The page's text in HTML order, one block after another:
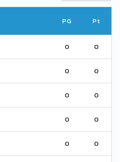
PG Pt
0 0
0 0
0 0
0 0
0 0